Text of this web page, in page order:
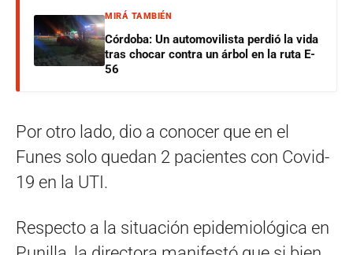
MIRÁ TAMBIÉN
Córdoba: Un automovilista perdió la vida
tras chocar contra un árbol en la ruta E-
56
Por otro lado, dio a conocer que en el
Funes solo quedan 2 pacientes con Covid-
19 en la UTI.
Respecto a la situación epidemiológica en